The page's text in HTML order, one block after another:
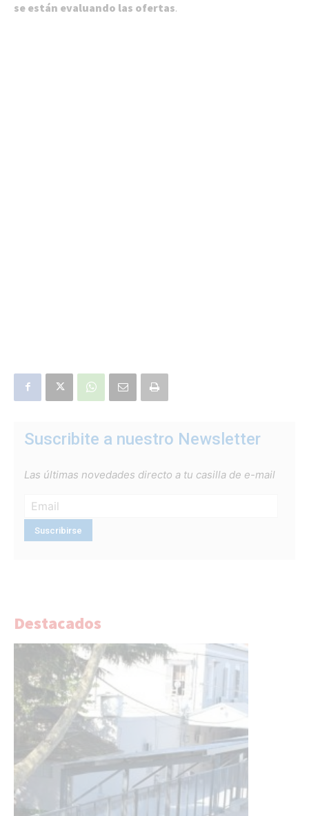
se están evaluando las ofertas.
Suscribite a nuestro Newsletter
Las últimas novedades directo a tu casilla de e-mail
Destacados